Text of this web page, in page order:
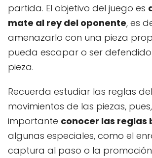
partida. El objetivo del juego es
mate al rey del oponente, es
amenazarlo con una pieza
pueda escapar o ser
pieza.
Recuerda estudiar las reglas
movimientos de las piezas,
importante conocer las reglas
algunas especiales, como el
captura al paso o la